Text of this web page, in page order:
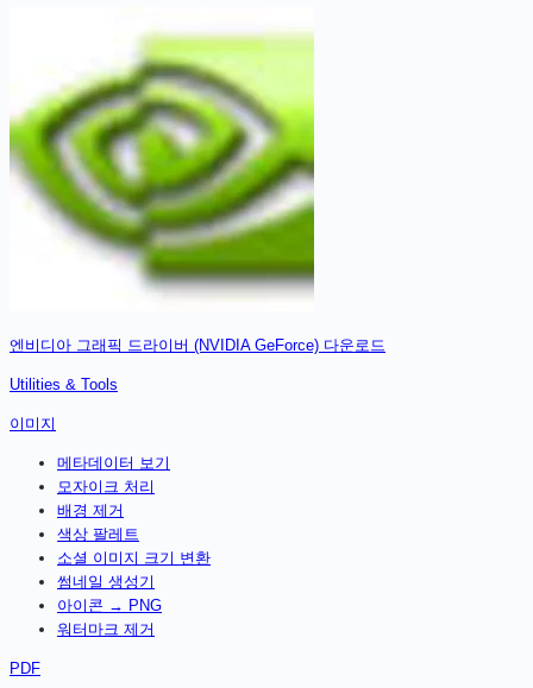
엔비디아 그래픽 드라이버 (NVIDIA GeForce) 다운로드
Utilities & Tools
이미지
메타데이터 보기
모자이크 처리
배경 제거
색상 팔레트
소셜 이미지 크기 변환
썸네일 생성기
아이콘 → PNG
워터마크 제거
PDF